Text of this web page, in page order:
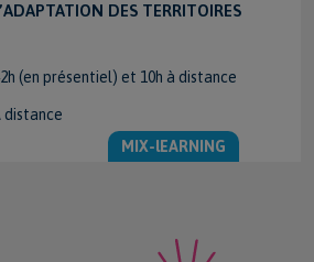
DES TERRITOIRES
(en présentiel) et 10h à distance
distance
MIX-lEARNING